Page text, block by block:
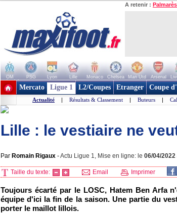
A retenir :
OM PSG Lyon Lille Monaco Chelsea Man Utd Arsenal
+ de clubs
Mercato Ligue 1 L2/Coupes Etranger Coupe
Actualité | Résultats & Classement | Buteurs |
Lille : le vestiaire ne
Par Romain Rigaux -Actu Ligue 1, Mise en ligne: le 06/04/2022
Taille du texte: Email Imprimer
Toujours écarté par le LOSC, Hatem Ben Arfa
équipe d'ici la fin de la saison. Une partie du
porter le maillot lillois.